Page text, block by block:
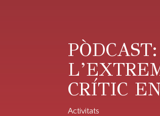
CRÍTIC
Activitats